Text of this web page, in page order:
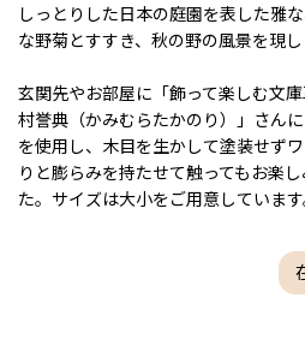
しっとりした日本の庭園を表した雅
な野菊とすすき、秋の野の風景を現し
玄関先やお部屋に「飾って楽しむ文
村誉典（かみむらたかのり）」さん
を使用し、木目を生かして塗装せず
りと膨らみを持たせて触ってもお楽
た。サイズは大小をご用意しています